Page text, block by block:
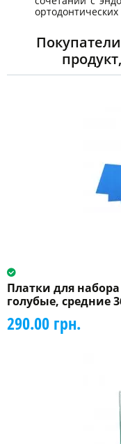
Платки для
голубые, средние
290.00 грн.